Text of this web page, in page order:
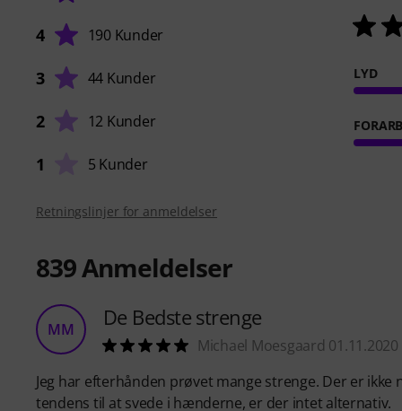
4 190 Kunder
3 44 Kunder
2 12 Kunder
1 5 Kunder
LYD
Retningslinjer for anmeldelser
839Anmeldelser
MM De Bedste strenge
Michael Moesgaard 01.11.2020
Jeg har efterhånden prøvet mange strenge. Der er
tendens til at svede i hænderne, er der intet alternativ.